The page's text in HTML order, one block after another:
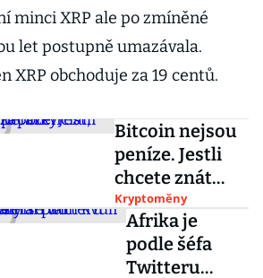
minci XRP ale po zmíněné
let postupně umazávala.
XRP obchoduje za 19 centů.
Bitcoin nejsou
peníze. Jestli
chcete znát
jeho potenciál,
připomeňte si
začátky
YouTube
Kryptoměny
Afrika je
podle šéfa
Twitteru